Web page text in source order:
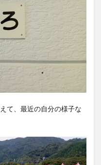
て、最近の自分の様子な